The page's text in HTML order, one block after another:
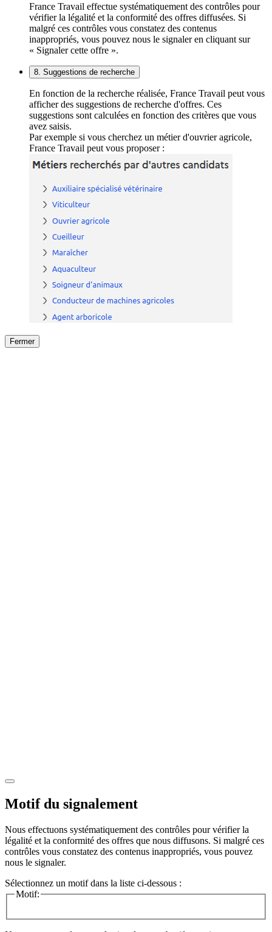
France Travail effectue systématiquement des contrôles pour
vérifier la légalité et la conformité des offres diffusées. Si
malgré ces contrôles vous constatez des contenus
inappropriés, vous pouvez nous le signaler en cliquant sur
« Signaler cette offre ».
8. Suggestions de recherche
En fonction de la recherche réalisée, France Travail peut vous
afficher des suggestions de recherche d'offres. Ces
suggestions sont calculées en fonction des critères que vous
avez saisis.
Par exemple si vous cherchez un métier d'ouvrier agricole,
France Travail peut vous proposer :
Fermer
Motif du signalement
Nous effectuons systématiquement des contrôles pour vérifier la
légalité et la conformité des offres que nous diffusons. Si malgré ces
contrôles vous constatez des contenus inappropriés, vous pouvez
nous le signaler.
Sélectionnez un motif dans la liste ci-dessous :
Motif: